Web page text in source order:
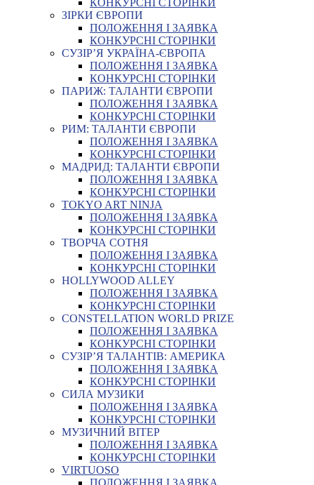
КОНКУРСНІ СТОРІНКИ
ЗІРКИ ЄВРОПИ
ПОЛОЖЕННЯ І ЗАЯВКА
КОНКУРСНІ СТОРІНКИ
СУЗІР’Я УКРАЇНА-ЄВРОПА
ПОЛОЖЕННЯ І ЗАЯВКА
КОНКУРСНІ СТОРІНКИ
ПАРИЖ: ТАЛАНТИ ЄВРОПИ
ПОЛОЖЕННЯ І ЗАЯВКА
КОНКУРСНІ СТОРІНКИ
РИМ: ТАЛАНТИ ЄВРОПИ
ПОЛОЖЕННЯ І ЗАЯВКА
КОНКУРСНІ СТОРІНКИ
МАДРИД: ТАЛАНТИ ЄВРОПИ
ПОЛОЖЕННЯ І ЗАЯВКА
КОНКУРСНІ СТОРІНКИ
TOKYO ART NINJA
ПОЛОЖЕННЯ І ЗАЯВКА
КОНКУРСНІ СТОРІНКИ
ТВОРЧА СОТНЯ
ПОЛОЖЕННЯ І ЗАЯВКА
КОНКУРСНІ СТОРІНКИ
HOLLYWOOD ALLEY
ПОЛОЖЕННЯ І ЗАЯВКА
КОНКУРСНІ СТОРІНКИ
CONSTELLATION WORLD PRIZE
ПОЛОЖЕННЯ І ЗАЯВКА
КОНКУРСНІ СТОРІНКИ
СУЗІР’Я ТАЛАНТІВ: АМЕРИКА
ПОЛОЖЕННЯ І ЗАЯВКА
КОНКУРСНІ СТОРІНКИ
СИЛА МУЗИКИ
ПОЛОЖЕННЯ І ЗАЯВКА
КОНКУРСНІ СТОРІНКИ
МУЗИЧНИЙ ВІТЕР
ПОЛОЖЕННЯ І ЗАЯВКА
КОНКУРСНІ СТОРІНКИ
VIRTUOSO
ПОЛОЖЕННЯ І ЗАЯВКА